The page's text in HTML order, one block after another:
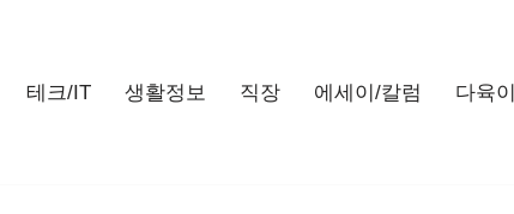
테크/IT 생활정보 직장 에세이/칼럼 다육이